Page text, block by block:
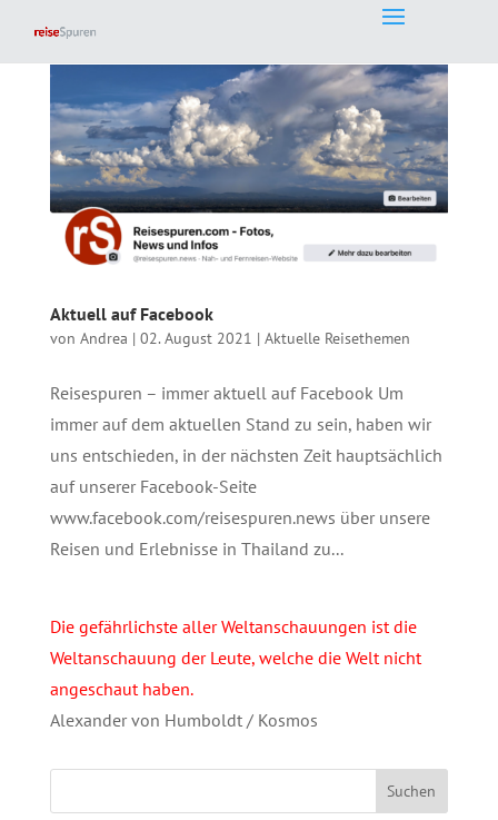
Aktuell auf Facebook
von Andrea | 02. August 2021 | Aktuelle Reisethemen
Reisespuren – immer aktuell auf Facebook Um
immer auf dem aktuellen Stand zu sein, haben wir
uns entschieden, in der nächsten Zeit hauptsächlich
auf unserer Facebook-Seite
www.facebook.com/reisespuren.news über unsere
Reisen und Erlebnisse in Thailand zu...
Die gefährlichste aller Weltanschauungen ist die
Weltanschauung der Leute, welche die Welt nicht
angeschaut haben.
Alexander von Humboldt / Kosmos